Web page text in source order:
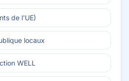
de l'UE)
locaux
WELL